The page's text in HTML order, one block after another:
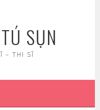
SỤN
– THI SĨ